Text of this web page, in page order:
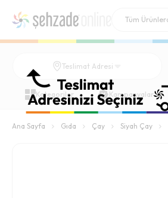
Teslimat Adresi
Kategoriler Kampanyalar
Ana Sayfa Gıda Çay Siyah Çay